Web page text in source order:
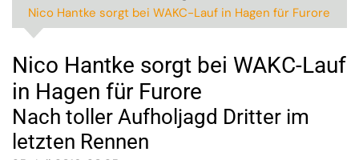
Nico Hantke sorgt bei WAKC-Lauf in Hagen für Furore
Nico Hantke sorgt bei WAKC-Lauf
in Hagen für Furore
Nach toller Aufholjagd Dritter im
letzten Rennen